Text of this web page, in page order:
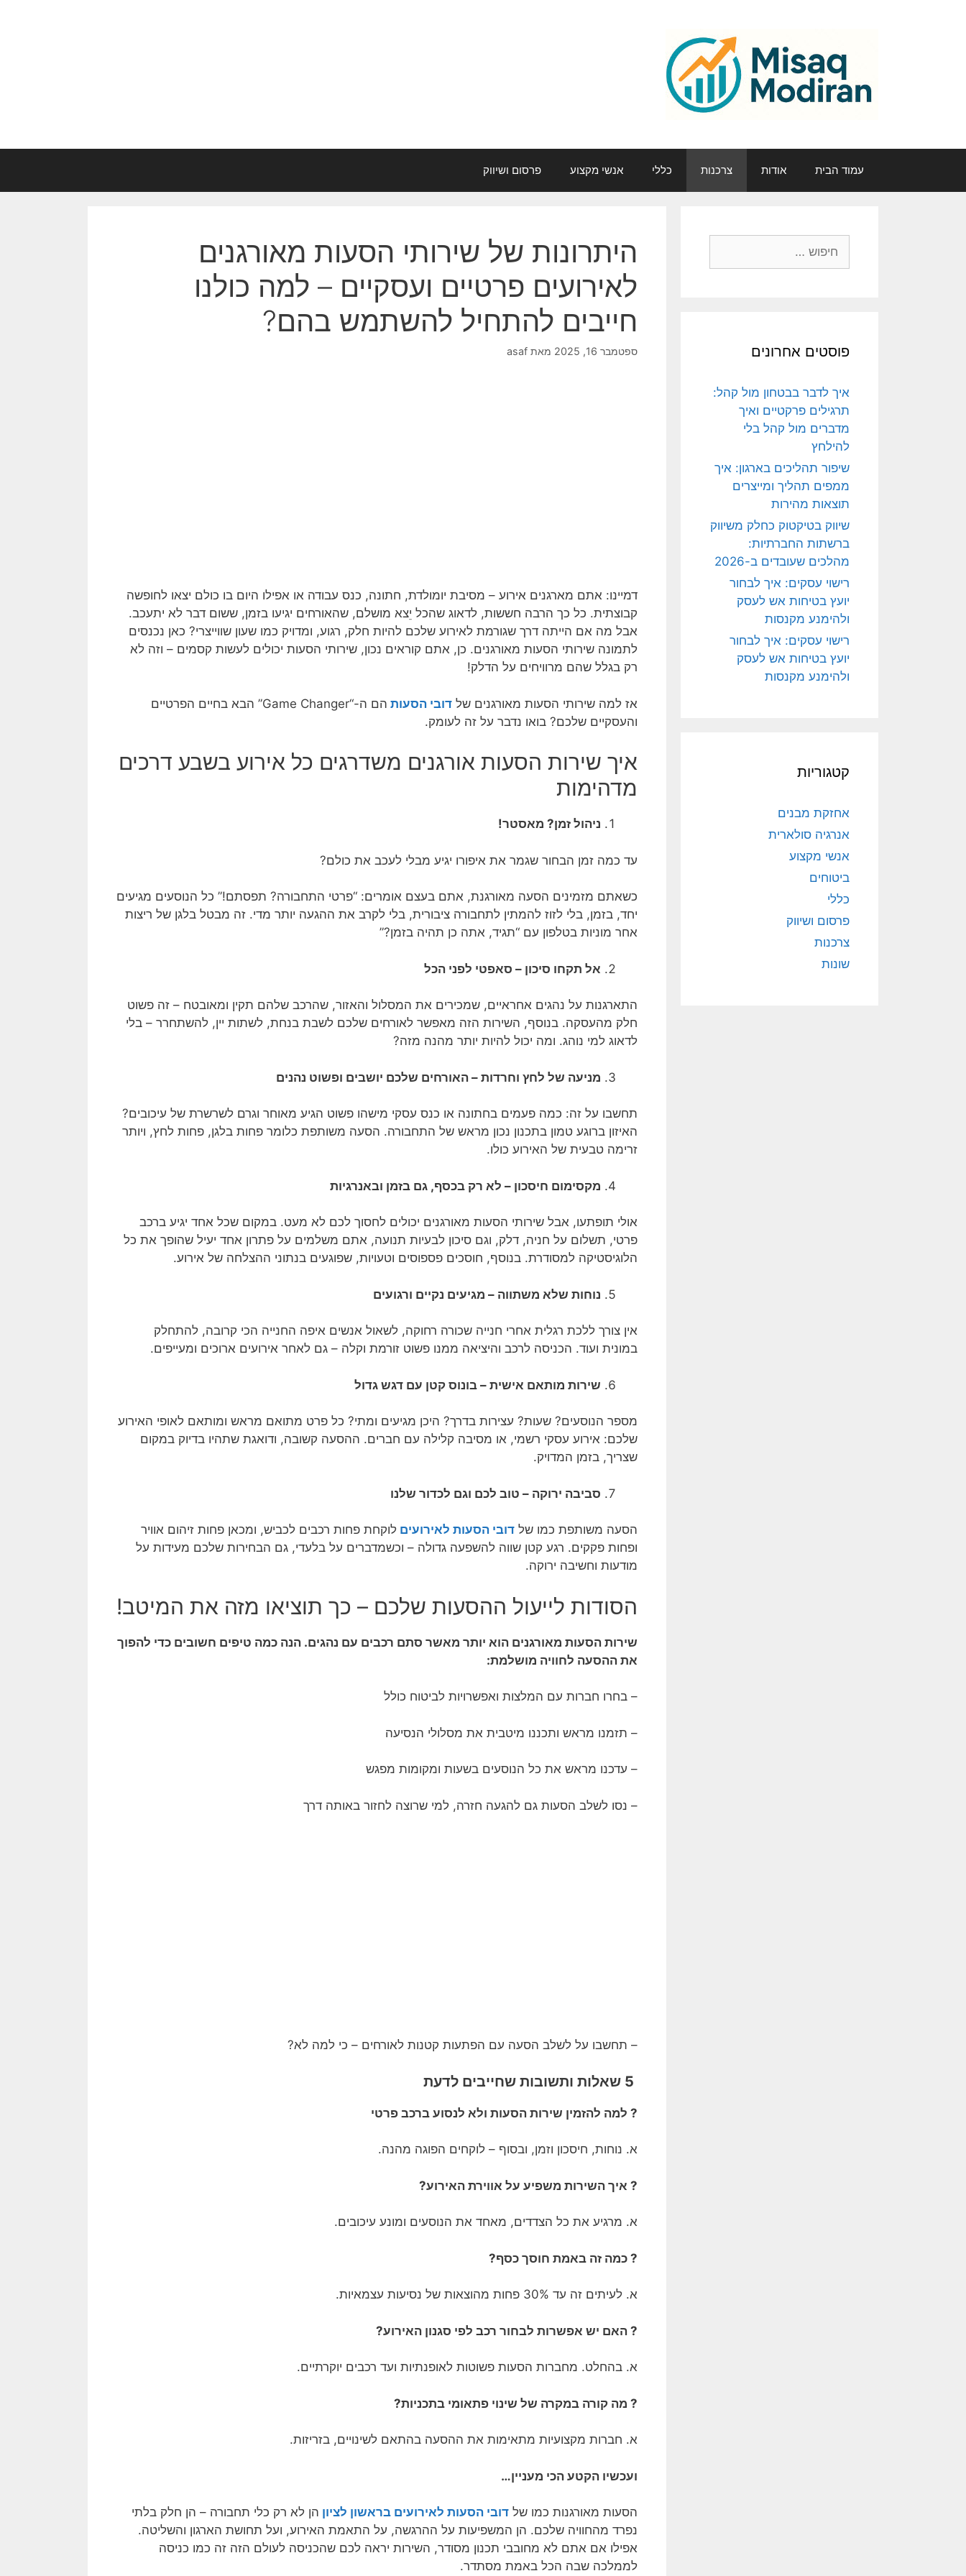
עמוד הבית אודות צרכנות כללי אנשי מקצוע פרסום ושיווק
היתרונות של שירותי הסעות מאורגנים
לאירועים פרטיים ועסקיים – למה כולנו
חייבים להתחיל להשתמש בהם?
ספטמבר 16, 2025 מאת asaf
דמיינו: אתם מארגנים אירוע – מסיבת יומולדת, חתונה, כנס עבודה או אפילו היום בו כולם יצאו לחופשה
קבוצתית. כל כך הרבה חששות, לדאוג שהכל יֵצא מושלם, שהאורחים יגיעו בזמן, ששום דבר לא יתעכב.
אבל מה אם הייתה דרך שגורמת לאירוע שלכם להיות חלק, רגוע, ומדויק כמו שעון שווייצרי? כאן נכנסים
לתמונה שירותי הסעות מאורגנים. כן, אתם קוראים נכון, שירותי הסעות יכולים לעשות קסמים – וזה לא
רק בגלל שהם מרוויחים על הדלק!
אז למה שירותי הסעות מאורגנים של דובי הסעות
הם ה-“Game Changer” הבא בחיים הפרטיים
והעסקיים שלכם? בואו נדבר על זה לעומק.
איך שירות הסעות אורגנים משדרגים כל אירוע בשבע דרכים
מדהימות
ניהול זמן? מאסטר!
עד כמה זמן הבחור שגמר את איפורו יגיע מבלי לעכב את כולם?
כשאתם מזמינים הסעה מאורגנת, אתם בעצם אומרים: “פרטי התחבורה? תפסתם!” כל הנוסעים מגיעים
יחד, בזמן, בלי לזוז להמתין לתחבורה ציבורית, בלי לקרב את ההגעה יותר מדי. זה מבטל בלגן של ריצות
אחר מוניות בטלפון עם “תגיד, אתה כן תהיה בזמן?”
אל תקחו סיכון – סאפטי לפני הכל
התארגנות על נהגים אחראיים, שמכירים את המסלול והאזור, שהרכב שלהם תקין ומאובטח – זה פשוט
חלק מהעסקה. בנוסף, השירות הזה מאפשר לאורחים שלכם לשבת בנחת, לשתות יין, להשתחרר – בלי
לדאוג למי נוהג. ומה יכול להיות יותר מהנה מזה?
מניעה של לחץ וחרדות – האורחים שלכם יושבים ופשוט נהנים
תחשבו על זה: כמה פעמים בחתונה או כנס עסקי מישהו פשוט הגיע מאוחר וגרם לשרשרת של עיכובים?
האיזון ברוגע טמון בתכנון נכון מראש של התחבורה. הסעה משותפת כלומר פחות בלגן, פחות לחץ, ויותר
זרימה טבעית של האירוע כולו.
מקסימום חיסכון – לא רק בכסף, גם בזמן ובאנרגיות
אולי תופתעו, אבל שירותי הסעות מאורגנים יכולים לחסוך לכם לא מעט. במקום שכל אחד יגיע ברכב
פרטי, תשלום על חניה, דלק, וגם סיכון לבעיות תנועה, אתם משלמים על פתרון אחד יעיל שהופך את כל
הלוגיסטיקה למסודרת. בנוסף, חוסכים פספוסים וטעויות, שפוגעים בנתוני ההצלחה של אירוע.
נוחות שלא משתווה – מגיעים נקיים ורגועים
אין צורך ללכת רגלית אחרי חנייה שכורה רחוקה, לשאול אנשים איפה החנייה הכי קרובה, להתחלק
במונית ועוד. הכניסה לרכב והיציאה ממנו פשוט זורמת וקלה – גם לאחר אירועים ארוכים ומעייפים.
שירות מותאם אישית – בונוס קטן עם דגש גדול
מספר הנוסעים? שעות? עצירות בדרך? היכן מגיעים ומתי? כל פרט מתואם מראש ומותאם לאופי האירוע
שלכם: אירוע עסקי רשמי, או מסיבה קלילה עם חברים. ההסעה קשובה, ודואגת שתהיו בדיוק במקום
שצריך, בזמן המדויק.
סביבה ירוקה – טוב לכם וגם לכדור שלנו
הסעה משותפת כמו של דובי הסעות לאירועים לוקחת פחות רכבים לכביש, ומכאן פחות זיהום אוויר
ופחות פקקים. רגע קטן שווה להשפעה גדולה – וכשמדברים על בלעדי, גם הבחירות שלכם מעידות על
מודעות וחשיבה ירוקה.
הסודות לייעול ההסעות שלכם – כך תוציאו מזה את המיטב!
שירות הסעות מאורגנים הוא יותר מאשר סתם רכבים עם נהגים. הנה כמה טיפים חשובים כדי להפוך
את ההסעה לחוויה מושלמת:
– בחרו חברות עם המלצות ואפשרויות לביטוח כולל
– תזמנו מראש ותכננו מיטבית את מסלולי הנסיעה
– עדכנו מראש את כל הנוסעים בשעות ומקומות מפגש
– נסו לשלב הסעות גם להגעה חזרה, למי שרוצה לחזור באותה דרך
– תחשבו על לשלב הסעה עם הפתעות קטנות לאורחים – כי למה לא?
? למה להזמין שירות הסעות ולא לנסוע ברכב פרטי
א. נוחות, חיסכון וזמן, ובסוף – לוקחים הפוגה מהנה.
? איך השירות משפיע על אווירת האירוע?
א. מרגיע את כל הצדדים, מאחד את הנוסעים ומונע עיכובים.
? כמה זה באמת חוסך כסף?
א. לעיתים זה עד 30% פחות מהוצאות של נסיעות עצמאיות.
? האם יש אפשרות לבחור רכב לפי סגנון האירוע?
א. בהחלט. מחברות הסעות פשוטות לאופנתיות ועד רכבים יוקרתיים.
? מה קורה במקרה של שינוי פתאומי בתכניות?
א. חברות מקצועיות מתאימות את ההסעה בהתאם לשינויים, בזריזות.
ועכשיו הקטע הכי מעניין…
הסעות מאורגנות כמו של דובי הסעות לאירועים בראשון לציון הן לא רק כלי תחבורה – הן חלק בלתי
נפרד מהחוויה שלכם. הן המשפיעות על ההרגשה, על התאמת האירוע, ועל תחושת הארגון והשליטה.
אפילו אם אתם לא מחובבי תכנון מסודר, השירות יראה לכם שהכניסה לעולם הזה זה כמו כניסה
לממלכה שבה הכל באמת מסתדר.
פוסטים אחרונים
איך לדבר בבטחון מול קהל:
תרגילים פרקטיים ואיך
מדברים מול קהל בלי
להילחץ
שיפור תהליכים בארגון: איך
ממפים תהליך ומייצרים
תוצאות מהירות
שיווק בטיקטוק כחלק משיווק
ברשתות החברתיות:
מהלכים שעובדים ב-2026
רישוי עסקים: איך לבחור
יועץ בטיחות אש לעסק
ולהימנע מקנסות
רישוי עסקים: איך לבחור
יועץ בטיחות אש לעסק
ולהימנע מקנסות
קטגוריות
אחזקת מבנים
אנרגיה סולארית
אנשי מקצוע
ביטוחים
כללי
פרסום ושיווק
צרכנות
שונות